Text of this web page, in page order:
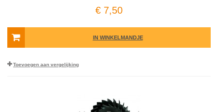
€ 7,50
IN WINKELMANDJE
Toevoegen aan vergelijking